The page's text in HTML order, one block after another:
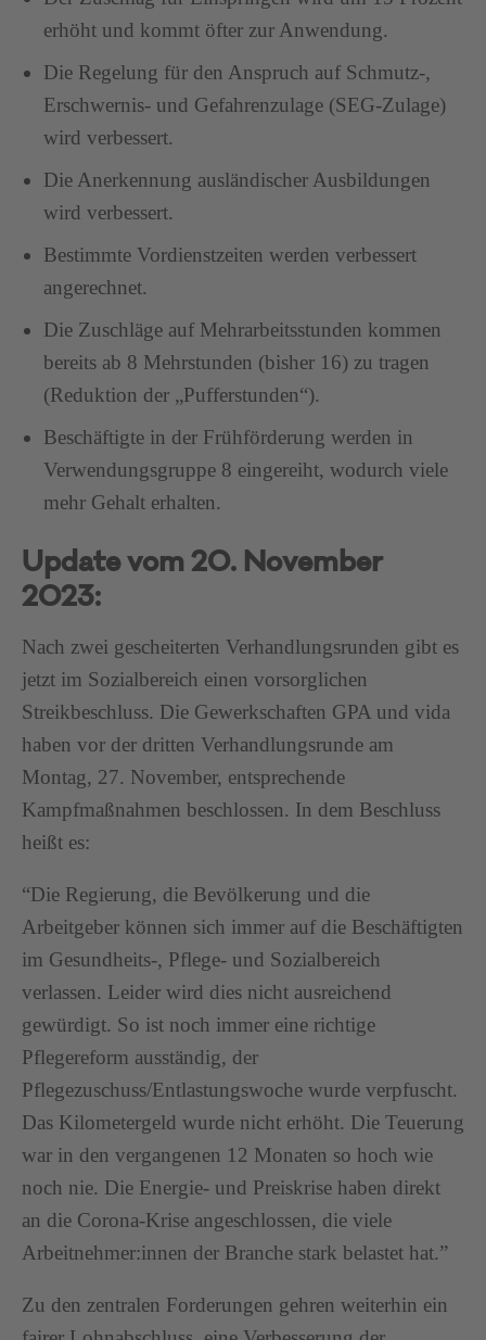
erhöht und kommt öfter zur Anwendung.
Die Regelung für den Anspruch auf Schmutz-,
Erschwernis- und Gefahrenzulage (SEG-Zulage)
wird verbessert.
Die Anerkennung ausländischer Ausbildungen
wird verbessert.
Bestimmte Vordienstzeiten werden verbessert
angerechnet.
Die Zuschläge auf Mehrarbeitsstunden kommen
bereits ab 8 Mehrstunden (bisher 16) zu tragen
(Reduktion der „Pufferstunden“).
Beschäftigte in der Frühförderung werden in
Verwendungsgruppe 8 eingereiht, wodurch viele
mehr Gehalt erhalten.
Update vom 20. November
2023:
Nach zwei gescheiterten Verhandlungsrunden gibt es
jetzt im Sozialbereich einen vorsorglichen
Streikbeschluss. Die Gewerkschaften GPA und vida
haben vor der dritten Verhandlungsrunde am
Montag, 27. November, entsprechende
Kampfmaßnahmen beschlossen. In dem Beschluss
heißt es:
“Die Regierung, die Bevölkerung und die
Arbeitgeber können sich immer auf die Beschäftigten
im Gesundheits-, Pflege- und Sozialbereich
verlassen. Leider wird dies nicht ausreichend
gewürdigt. So ist noch immer eine richtige
Pflegereform ausständig, der
Pflegezuschuss/Entlastungswoche wurde verpfuscht.
Das Kilometergeld wurde nicht erhöht. Die Teuerung
war in den vergangenen 12 Monaten so hoch wie
noch nie. Die Energie- und Preiskrise haben direkt
an die Corona-Krise angeschlossen, die viele
Arbeitnehmer:innen der Branche stark belastet hat.”
Zu den zentralen Forderungen gehren weiterhin ein